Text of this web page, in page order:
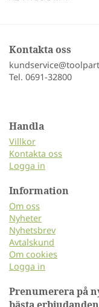
Kontakta oss
Tel. 0691-32800
Handla
Villkor
Kontakta oss
Logga in
Information
Om oss
Nyheter
Nyhetsbrev
Avtalskund
Om cookies
Logga in
Prenumerera på